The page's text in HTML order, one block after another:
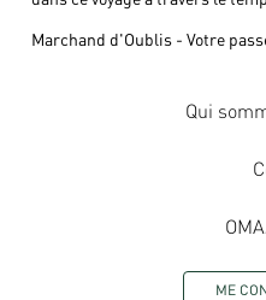
Marchand d'Oublis - Votre
Qui
ME